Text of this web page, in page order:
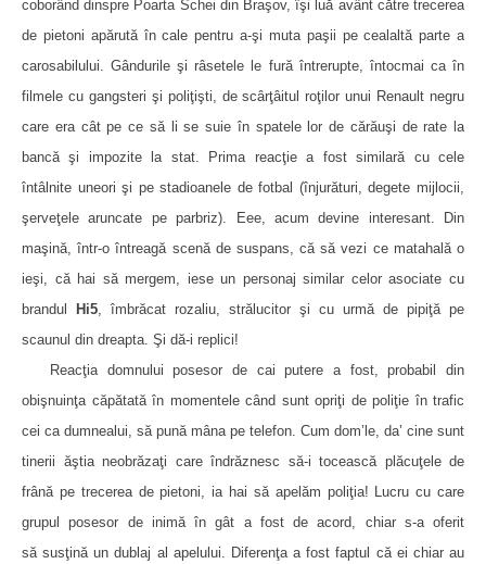
coborând dinspre Poarta Schei din Braşov, îşi luă avânt către trecerea
de pietoni apărută în cale pentru a-şi muta paşii pe cealaltă parte a
carosabilului. Gândurile şi râsetele le fură întrerupte, întocmai ca în
filmele cu gangsteri şi poliţişti, de scârţâitul roţilor unui Renault negru
care era cât pe ce să li se suie în spatele lor de cărăuşi de rate la
bancă şi impozite la stat. Prima reacţie a fost similară cu cele
întâlnite uneori şi pe stadioanele de fotbal (înjurături, degete mijlocii,
şerveţele aruncate pe parbriz). Eee, acum devine interesant. Din
maşină, într-o întreagă scenă de suspans, că să vezi ce matahală o
ieşi, că hai să mergem, iese un personaj similar celor asociate cu
brandul Hi5 , îmbrăcat rozaliu, strălucitor şi cu urmă de pipiţă pe
scaunul din dreapta. Şi dă-i replici!
Reacţia domnului posesor de cai putere a fost, probabil din
obişnuinţa căpătată în momentele când sunt opriţi de poliţie în trafic
cei ca dumnealui, să pună mâna pe telefon. Cum dom’le, da’ cine sunt
tinerii ăştia neobrăzaţi care îndrăznesc să-i tocească plăcuţele de
frână pe trecerea de pietoni, ia hai să apelăm poliţia! Lucru cu care
grupul posesor de inimă în gât a fost de acord, chiar s-a oferit
să susţină un dublaj al apelului. Diferenţa a fost faptul că ei chiar au